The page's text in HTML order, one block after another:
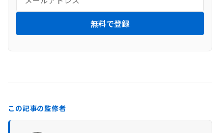
無料で登録
この記事の監修者